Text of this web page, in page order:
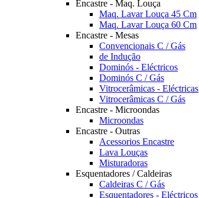
Encastre - Maq. Louça
Maq. Lavar Louça 45 Cm
Maq. Lavar Louça 60 Cm
Encastre - Mesas
Convencionais C / Gás
de Indução
Dominós - Eléctricos
Dominós C / Gás
Vitrocerâmicas - Eléctricas
Vitrocerâmicas C / Gás
Encastre - Microondas
Microondas
Encastre - Outras
Acessorios Encastre
Lava Louças
Misturadoras
Esquentadores / Caldeiras
Caldeiras C / Gás
Esquentadores - Eléctricos